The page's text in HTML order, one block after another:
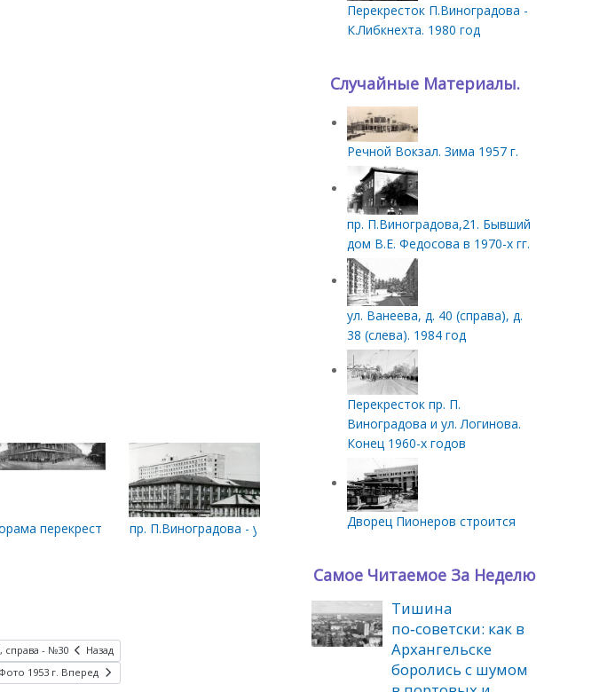
перекрестка Павлиновки и Поморской
пр. П.Виноградова - ул. Поморская
справа - №30
Назад
1953 г. Вперед
Перекресток П.Виноградова -
К.Либкнехта. 1980 год
Случайные Материалы.
Речной Вокзал. Зима 1957 г.
пр. П.Виноградова,21. Бывший
дом В.Е. Федосова в 1970-х гг.
ул. Ванеева, д. 40 (справа), д.
38 (слева). 1984 год
Перекресток пр. П.
Виноградова и ул. Логинова.
Конец 1960-х годов
Дворец Пионеров строится
Самое Читаемое За Неделю
Тишина
по‑советски: как в
Архангельске
боролись с шумом